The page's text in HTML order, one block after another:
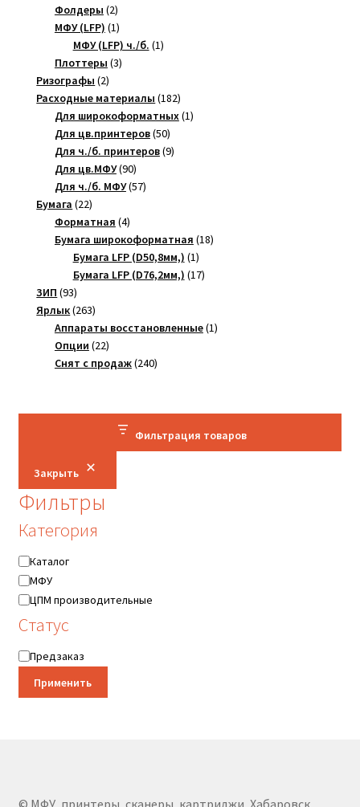
Фолдеры 22
товара
МФУ (LFP) 11
товар
МФУ (LFP) ч./б. 11
Плоттеры 33
Ризографы 22
товара
Расходные материалы 182182
товара
Для широкоформатных 11
Для цв.принтеров 5050
товаров
Для ч./б. принтеров 99
Для цв.МФУ 9090
товаров
Для ч./б. МФУ 5757
Бумага 2222
товара
Форматная 44
товара
Бумага широкоформатная 1818
Бумага LFP (D50,8мм,) 11
товар
Бумага LFP (D76,2мм,) 1717
ЗИП 9393
товара
Ярлык 263263
товара
Аппараты восстановленные 11
Опции 2222
товара
Снят с продаж 240240
Фильтрация товаров
Закрыть
Фильтры
Категория
Категория
Каталог
МФУ
ЦПМ производительные
Статус
Статус
Предзаказ
Применить
© МФУ, принтеры, сканеры, картриджи, Хабаровск,